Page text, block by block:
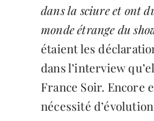
dans la sciure et ont
monde étrange du
étaient les
dans l’interview
France Soir. Encore
nécessité